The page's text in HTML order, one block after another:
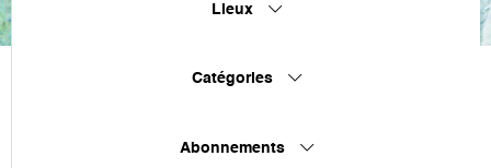
Lieux
Catégories
Abonnements